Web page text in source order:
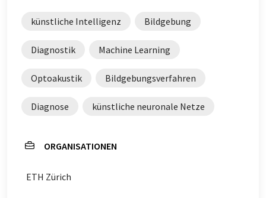
künstliche Intelligenz Bildgebung
Diagnostik Machine Learning
Optoakustik Bildgebungsverfahren
Diagnose künstliche neuronale Netze
ORGANISATIONEN
ETH Zürich